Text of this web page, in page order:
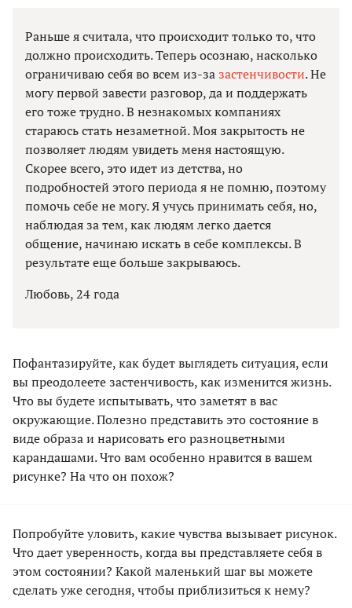
Раньше я считала, что происходит только то, что
должно происходить. Теперь осознаю, насколько
ограничиваю себя во всем из-за застенчивости. Не
могу первой завести разговор, да и поддержать
его тоже трудно. В незнакомых компаниях
стараюсь стать незаметной. Моя закрытость не
позволяет людям увидеть меня настоящую.
Скорее всего, это идет из детства, но
подробностей этого периода я не помню, поэтому
помочь себе не могу. Я учусь принимать себя, но,
наблюдая за тем, как людям легко дается
общение, начинаю искать в себе комплексы. В
результате еще больше закрываюсь.
Любовь, 24 года
Пофантазируйте, как будет выглядеть ситуация, если
вы преодолеете застенчивость, как изменится жизнь.
Что вы будете испытывать, что заметят в вас
окружающие. Полезно представить это состояние в
виде образа и нарисовать его разноцветными
карандашами. Что вам особенно нравится в вашем
рисунке? На что он похож?
Попробуйте уловить, какие чувства вызывает рисунок.
Что дает уверенность, когда вы представляете себя в
этом состоянии? Какой маленький шаг вы можете
сделать уже сегодня, чтобы приблизиться к нему?